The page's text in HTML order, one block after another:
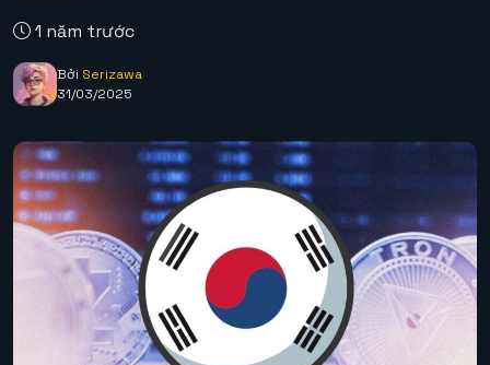
1 năm trước
Bởi Serizawa
31/03/2025